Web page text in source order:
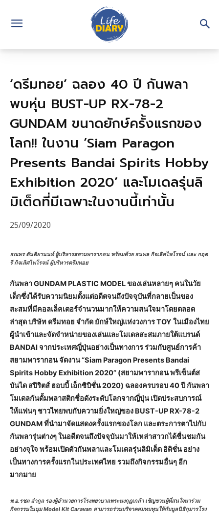
‘ดรีมทอย’ ฉลอง 40 ปี กันพลา
พบหุ่น BUST-UP RX-78-2
GUNDAM ขนาดยักษ์ครั้งแรกของ
โลก!! ในงาน ‘Siam Paragon
Presents Bandai Spirits Hobby
Exhibition 2020’ และโมเดลรุ่นลิ
มิเต็ดที่มีเฉพาะในงานนี้เท่านั้น
25/09/2020
ธณพร ตันติยานนท์ ผู้บริหารสยามพารากอน พร้อมด้วย ธนพล กิจเลิศไพโรจน์ และ กฤต
รี กิจเลิศไพโรจน์ ผู้บริหารดรีมทอย
กันพลา GUNDAM PLASTIC MODEL ของเล่นหลายๆ คนในวัย
เด็กซึ่งได้รับความนิยมตั้งแต่อดีตจนถึงปัจจุบันที่กลายเป็นของ
สะสมที่มีคอลเล็คเตอร์จำนวนมากให้ความสนใจมาโดยตลอด
ล่าสุด บริษัท ดรีมทอย จำกัด ยักษ์ใหญ่แห่งวงการ TOY ในเมืองไทย
ผู้นำเข้าและจัดจำหน่ายของเล่นและโมเดลสะสมภายใต้แบรนด์
BANDAI จากประเทศญี่ปุ่นอย่างเป็นทางการ ร่วมกับศูนย์การค้า
สยามพารากอน จัดงาน “Siam Paragon Presents Bandai
Spirits Hobby Exhibition 2020” (สยามพารากอน พรีเซ็นต์ส
บันได สปิริตส์ ฮอบบี้ เอ็กซิบิชั่น 2020) ฉลองครบรอบ 40 ปี กันพลา
โมเดลกันดั้มพลาสติกชื่อดังระดับโลกจากญี่ปุ่น เปิดประสบการณ์
ให้แฟนๆ ชาวไทยพบกับความยิ่งใหญ่ของ BUST-UP RX-78-2
GUNDAM ที่นำมาจัดแสดงครั้งแรกของโลก และตระการตาไปกับ
กันพลารุ่นต่างๆ ในอดีตจนถึงปัจจุบันมาให้เหล่าสาวกได้ชื่นชมกัน
อย่างจุใจ พร้อมเปิดตัวกันพลาและโมเดลรุ่นลิมิเต็ด อิดิชั่น อย่าง
เป็นทางการครั้งแรกในประเทศไทย รวมถึงกิจกรรมอื่นๆ อีก
มากมาย
พ.อ.รชต ลำกูล รองผู้อำนวยการโรงพยาบาลพระมงกุฎเกล้า เชิญชวนผู้ที่สนใจมาร่วม
กิจกรรมในมุม Model Kit Caravan สามารถร่วมบริจาคสมทบทุนให้กับมูลนิธิกุมารโรง